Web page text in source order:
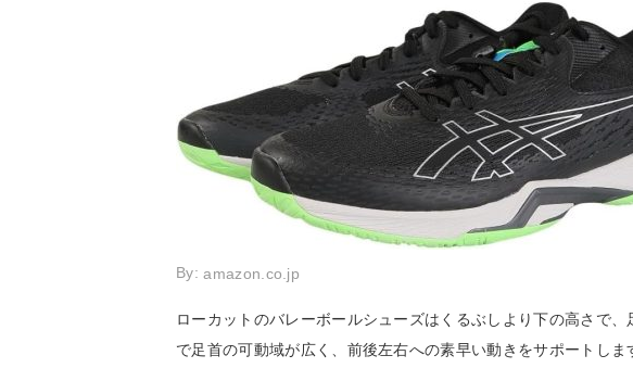
By:amazon.co.jp
ローカットのバレーボールシューズはくるぶしより下の高さで
で足首の可動域が広く、前後左右への素早い動きをサポートし